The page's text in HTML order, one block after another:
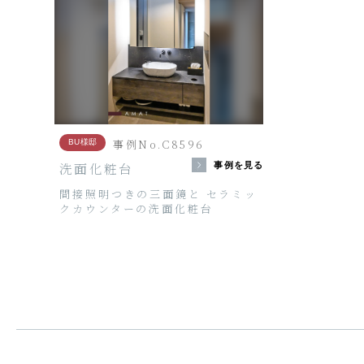
BU様邸 事例No.C8596
洗面化粧台 事例を見る
間接照明つきの三面鏡と セラミッ
クカウンターの洗面化粧台